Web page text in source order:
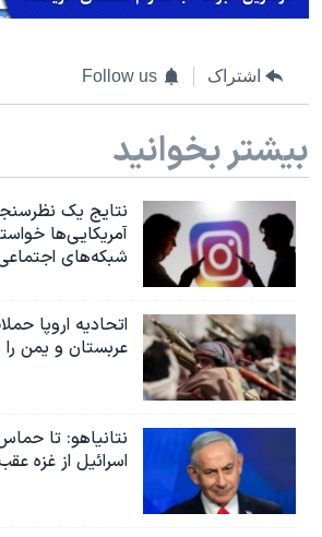
اشتراک Follow us
بیشتر بخوانید
نتایج یک
آمریکایی‌ها
شبکه‌های
اتحادیه اروپا
عربستان و یمن
نتانیاهو: تا
اسرائیل از غزه